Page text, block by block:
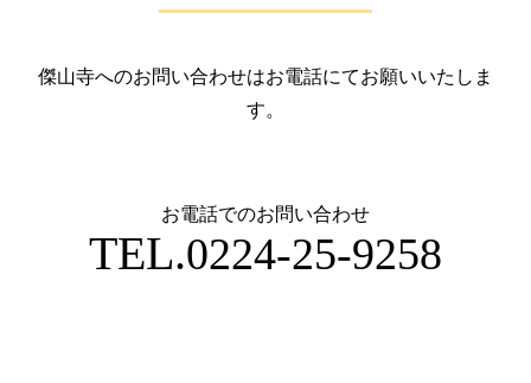
傑山寺へのお問い合わせはお電話にてお願いいたしま
す。
お電話でのお問い合わせ
TEL.0224-25-9258